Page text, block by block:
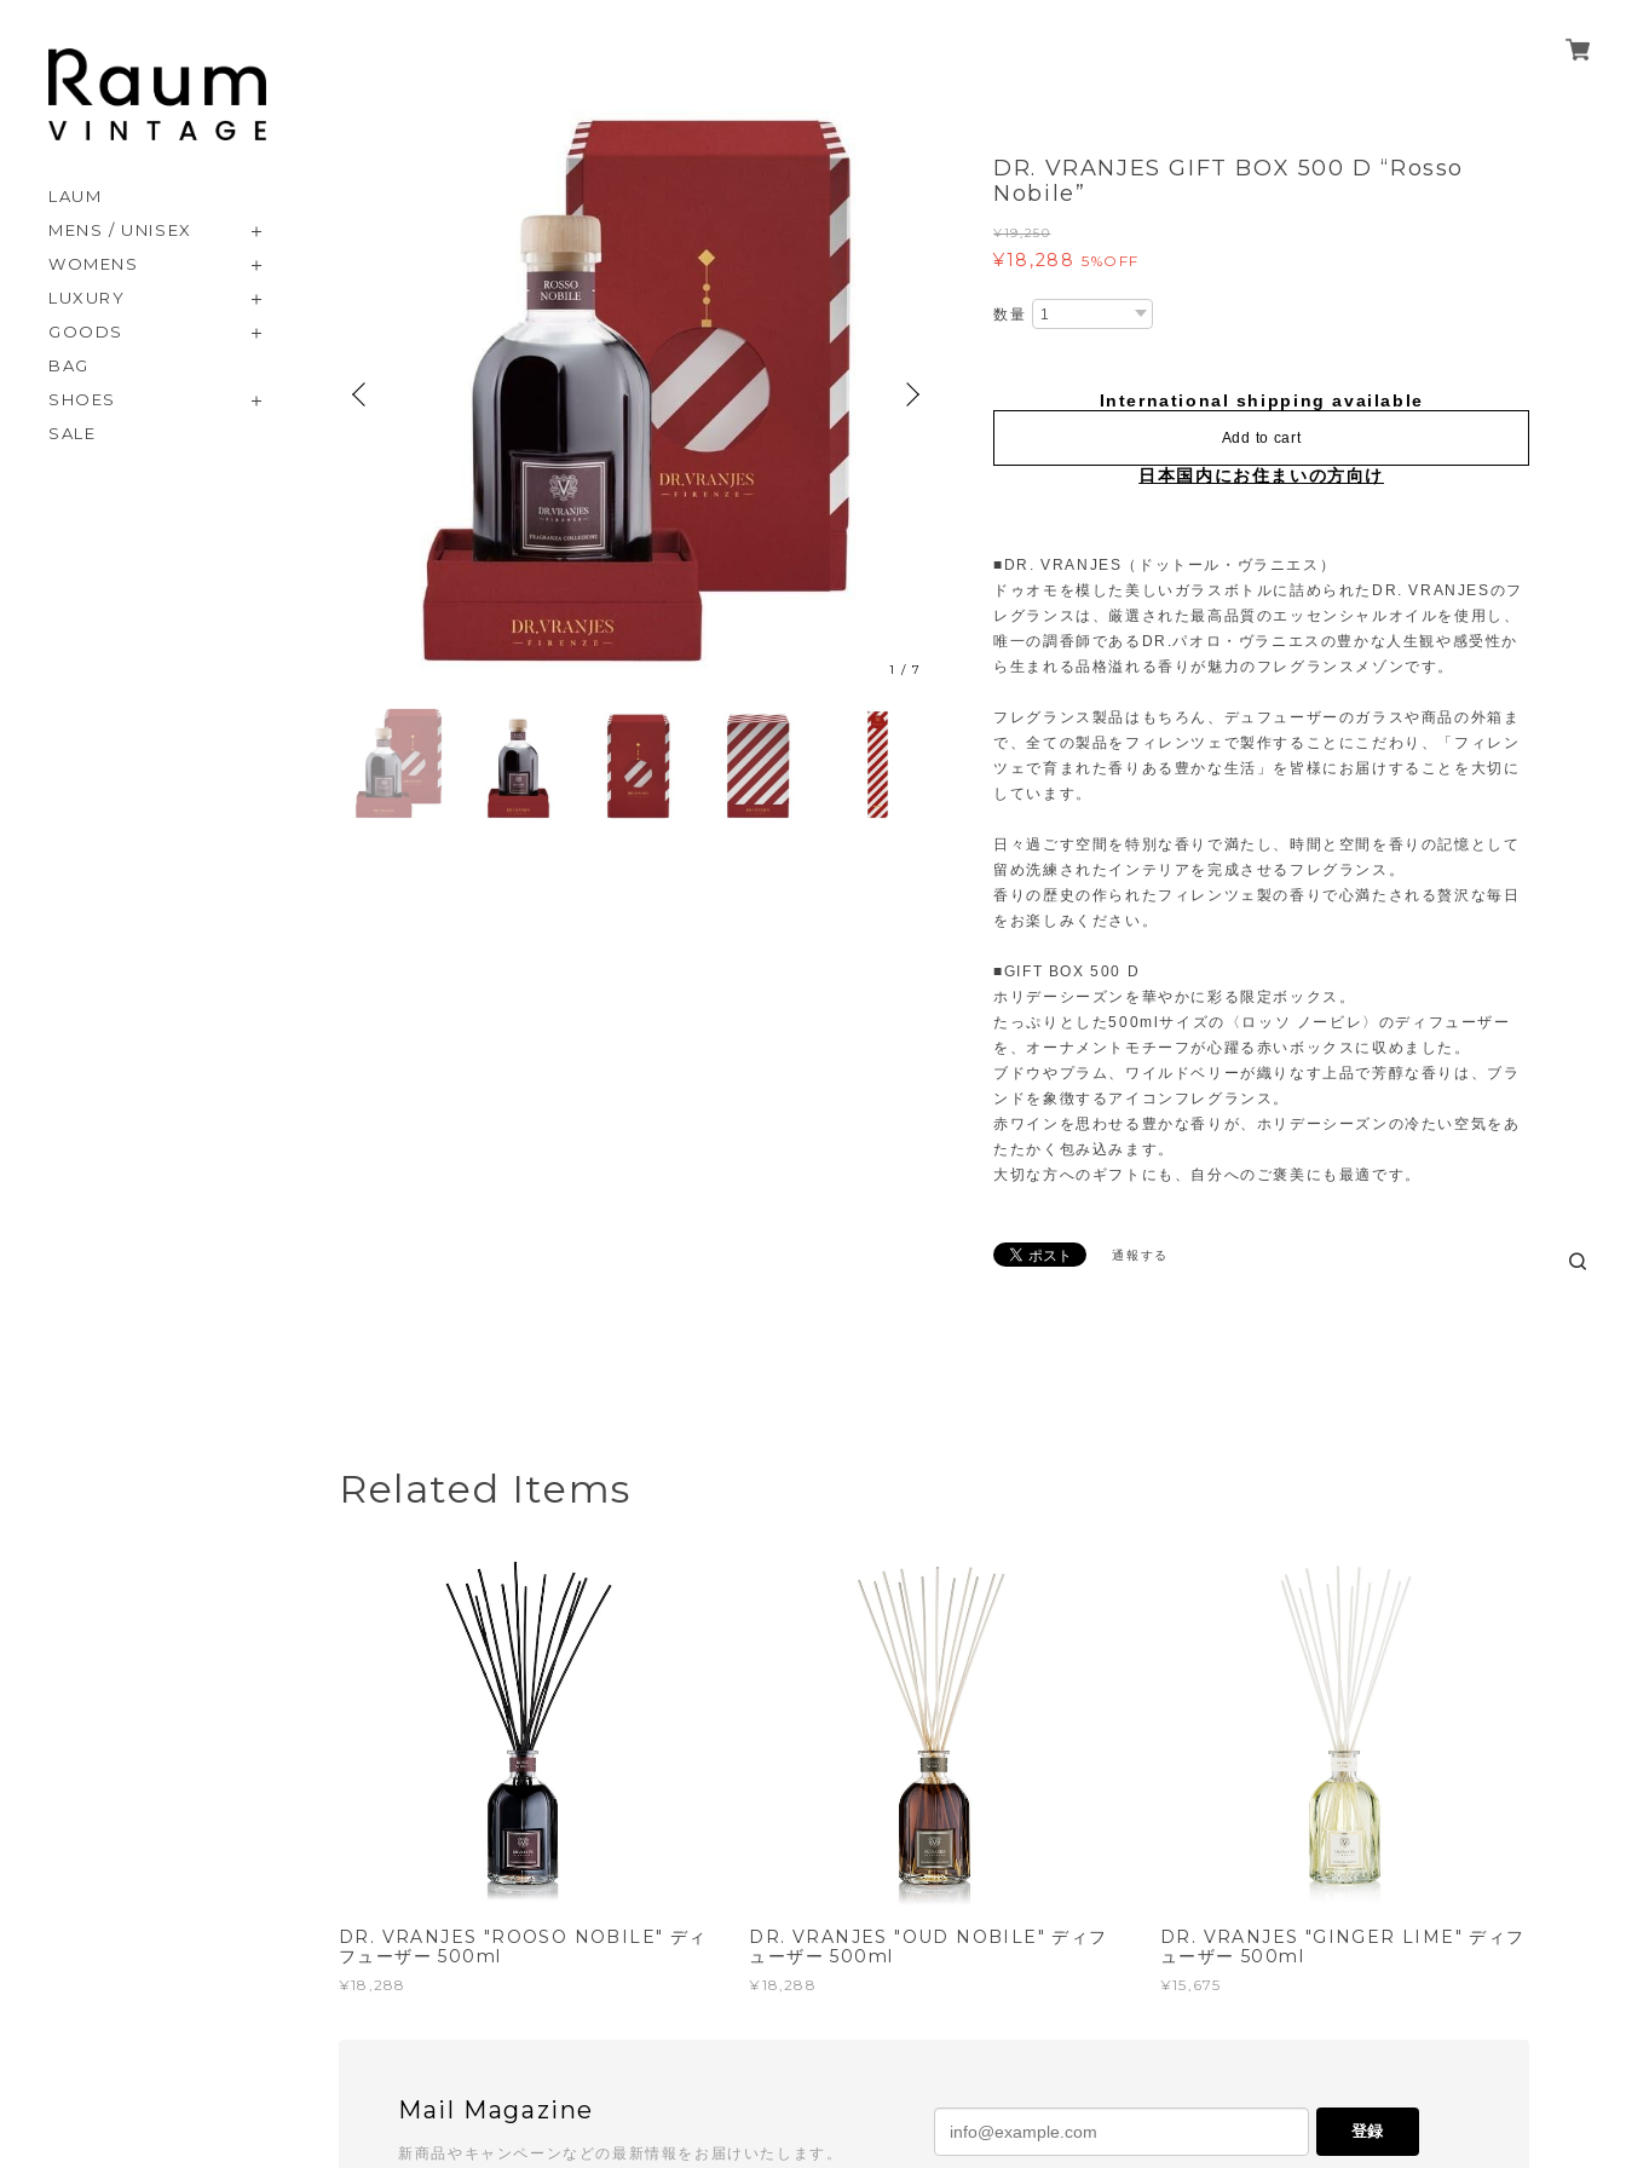
LAUM
MENS / UNISEX
WOMENS
LUXURY
GOODS
BAG
SHOES
SALE
1 /7
DR. VRANJES GIFT BOX 500 D “Rosso
Nobile”
¥19,250
¥18,288 5%OFF
数量
International shipping available
Add to cart
日本国内にお住まいの方向け
■DR. VRANJES（ドットール・ヴラニエス）
ドゥオモを模した美しいガラスボトルに詰められたDR. VRANJESのフ
レグランスは、厳選された最高品質のエッセンシャルオイルを使用し、
唯一の調香師であるDR.パオロ・ヴラニエスの豊かな人生観や感受性か
ら生まれる品格溢れる香りが魅力のフレグランスメゾンです。
フレグランス製品はもちろん、デュフューザーのガラスや商品の外箱ま
で、全ての製品をフィレンツェで製作することにこだわり、「フィレン
ツェで育まれた香りある豊かな生活」を皆様にお届けすることを大切に
しています。
日々過ごす空間を特別な香りで満たし、時間と空間を香りの記憶として
留め洗練されたインテリアを完成させるフレグランス。
香りの歴史の作られたフィレンツェ製の香りで心満たされる贅沢な毎日
をお楽しみください。
■GIFT BOX 500 D
ホリデーシーズンを華やかに彩る限定ボックス。
たっぷりとした500mlサイズの〈ロッソ ノービレ〉のディフューザー
を、オーナメントモチーフが心躍る赤いボックスに収めました。
ブドウやプラム、ワイルドベリーが織りなす上品で芳醇な香りは、ブラ
ンドを象徴するアイコンフレグランス。
赤ワインを思わせる豊かな香りが、ホリデーシーズンの冷たい空気をあ
たたかく包み込みます。
大切な方へのギフトにも、自分へのご褒美にも最適です。
通報する
Related Items
DR. VRANJES "ROOSO NOBILE" ディ
フューザー 500ml
¥18,288
DR. VRANJES "OUD NOBILE" ディフ
ューザー 500ml
¥18,288
DR. VRANJES "GINGER LIME" ディフ
ューザー 500ml
¥15,675
Mail Magazine
新商品やキャンペーンなどの最新情報をお届けいたします。
登録